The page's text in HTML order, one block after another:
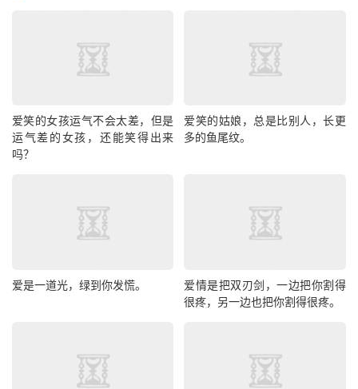
爱笑的女孩运气不会太差，但是
运气差的女孩，还能笑得出来
吗？
爱笑的姑娘，总是比别人，长更
多的鱼尾纹。
爱是一道光，绿到你发慌。
爱情是把双刃剑，一边把你割得
很疼，另一边也把你割得很疼。